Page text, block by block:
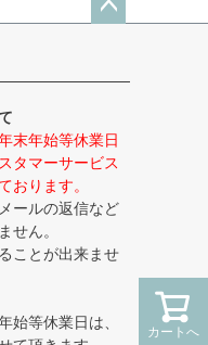
カートへ
カートへ
ップ
末年始等休業日
タマーサービス
おります。
ールの返信など
せん。
ことが出来ませ
始等休業日は、